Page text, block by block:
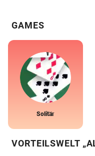
GAMES
Solitär
VORTEILSWELT